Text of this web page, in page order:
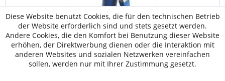
NITA Waschpistole mit KTW-Zulassung, blau
NITA Waschpistole mit KTW-Zulassung, blau Die NITA
Diese Website benutzt Cookies, die für den technischen Betrieb
der Website erforderlich sind und stets gesetzt werden.
Andere Cookies, die den Komfort bei Benutzung dieser Website
erhöhen, der Direktwerbung dienen oder die Interaktion mit
anderen Websites und sozialen Netzwerken vereinfachen
sollen, werden nur mit Ihrer Zustimmung gesetzt.